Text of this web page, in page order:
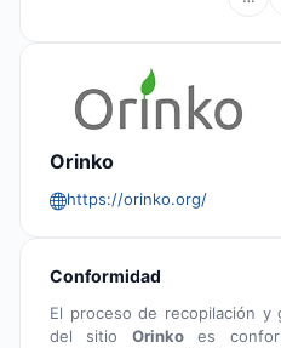
Orinko
https://orinko.org/
Conformidad
El proceso de recopilación y
del sitio Orinkoes